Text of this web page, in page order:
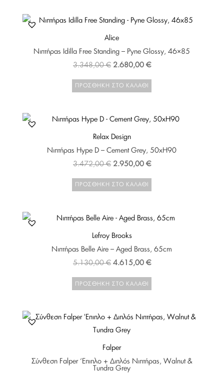
445,00 €.
Alice
Νιπτήρας Idilla Free Standing – Pyne Glossy, 46×85
3.348,00€ Original
2.680,00 €Η
2.680,00 €.
ΠΡΟΣΘΉΚΗ ΣΤΟ ΚΑΛΆΘΙ
Relax Design
Νιπτήρας Hype D – Cement Grey, 50xH90
3.472,00€ Original
price
was:
2.950,00 €Η
τρέχουσα
τιμή
2.950,00 €.
ΠΡΟΣΘΉΚΗ ΣΤΟ ΚΑΛΆΘΙ
Lefroy Brooks
Νιπτήρας Belle Aire – Aged Brass, 65cm
5.130,00€ Original
price
was:
4.615,00 €Η
τρέχουσα
τιμή
4.615,00 €.
ΠΡΟΣΘΉΚΗ ΣΤΟ ΚΑΛΆΘΙ
Falper
Σύνθεση Falper ‘Επιπλο + Διπλός Νιπτήρας, Walnut &
Tundra Grey